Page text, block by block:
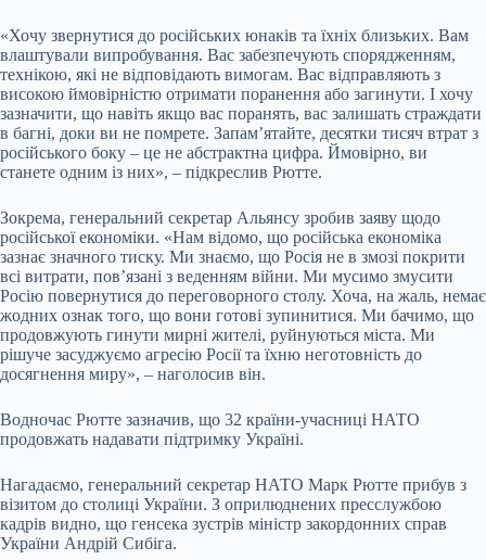
«Хочу звернутися до російських юнаків та їхніх близьких. Вам
влаштували випробування. Вас забезпечують спорядженням,
технікою, які не відповідають вимогам. Вас відправляють з
високою ймовірністю отримати поранення або загинути. І хочу
зазначити, що навіть якщо вас поранять, вас залишать страждати
в багні, доки ви не помрете. Запам’ятайте, десятки тисяч втрат з
російського боку – це не абстрактна цифра. Ймовірно, ви
станете одним із них», – підкреслив Рютте.
Зокрема, генеральний секретар Альянсу зробив заяву щодо
російської економіки. «Нам відомо, що російська економіка
зазнає значного тиску. Ми знаємо, що Росія не в змозі покрити
всі витрати, пов’язані з веденням війни. Ми мусимо змусити
Росію повернутися до переговорного столу. Хоча, на жаль, немає
жодних ознак того, що вони готові зупинитися. Ми бачимо, що
продовжують гинути мирні жителі, руйнуються міста. Ми
рішуче засуджуємо агресію Росії та їхню неготовність до
досягнення миру», – наголосив він.
Водночас Рютте зазначив, що 32 країни-учасниці НАТО
продовжать надавати підтримку Україні.
Нагадаємо, генеральний секретар НАТО Марк Рютте прибув з
візитом до столиці України. З оприлюднених пресслужбою
кадрів видно, що генсека зустрів міністр закордонних справ
України Андрій Сибіга.